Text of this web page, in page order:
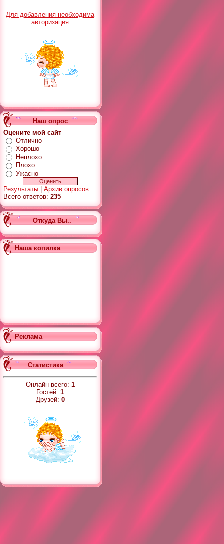
Для добавления необходима
авторизация
Наш опрос
Оцените мой сайт
Отлично
Хорошо
Неплохо
Плохо
Ужасно
Результаты
Архив опросов
Всего ответов: 235
Откуда Вы..
Наша копилка
Реклама
Статистика
Онлайн всего: 1
Гостей: 1
Друзей: 0